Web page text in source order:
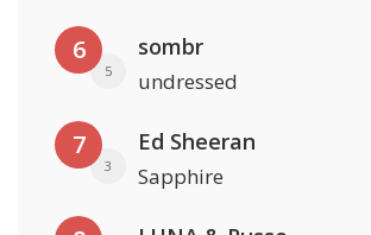
6
5
sombr
undressed
7
3
Ed Sheeran
Sapphire